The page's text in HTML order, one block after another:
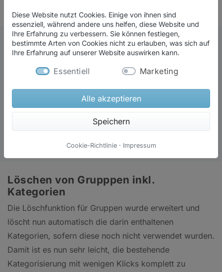
Preise
Was ist neu?
Löschen von Grupppen inkl.
Kategorien
Die Löschfunktion für Gruppen wurde erweitert und
löscht nun automatisch die darin enthaltenen
Kategorien, sofern diese noch nicht verwendet wurden.
Damit ist es nun sehr leicht, die bestehende
Kategorisierung mit wenigen Klicks komplett zu
Diese Website nutzt Cookies. Einige von ihnen sind
essenziell, während andere uns helfen, diese Website und
Ihre Erfahrung zu verbessern. Sie können festlegen,
bestimmte Arten von Cookies nicht zu erlauben, was sich auf
Ihre Erfahrung auf unserer Website auswirken kann.
Essentiell Marketing
Alle akzeptieren
Speichern
Cookie-Richtlinie · Impressum